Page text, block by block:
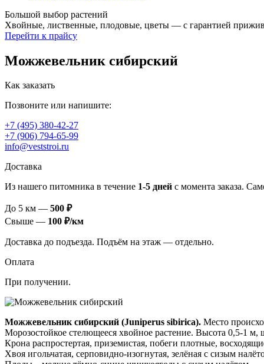
Большой выбор растений
Хвойные, лиственные, плодовые, цветы — с гарантией
Перейти к прайсу
Можжевельник сибирский
Как заказать
Позвоните или напишите:
+7 (495) 380-42-27
+7 (906) 794-65-99
info@veststroi.ru
Доставка
Из нашего питомника в течение 1‑5 дней с момента заказа.
До 5 км — 500 ₽
Свыше — 100 ₽/км
Доставка до подъезда. Подъём на этаж — отдельно.
Оплата
При получении.
Можжевельник сибирский (Juniperus sibirica). Место
Морозостойкое стелющееся хвойное растение. Высота 0,5-1 м,
Крона распростертая, приземистая, побеги плотные,
Хвоя игольчатая, серповидно-изогнутая, зелёная с сизым